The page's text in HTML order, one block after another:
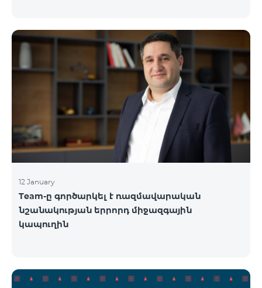
Մարզային 6900» սակագնային փաթեթով։ Այլ
սակագնային փաթեթի անցում կատարելու
համար կարող եք մոտենալ վաճառքի և
սպասարկման գրասենյակներ:
12 January
Team-ը գործարկել է ռազմավարական
նշանակության երրորդ միջազգային
կապուղին